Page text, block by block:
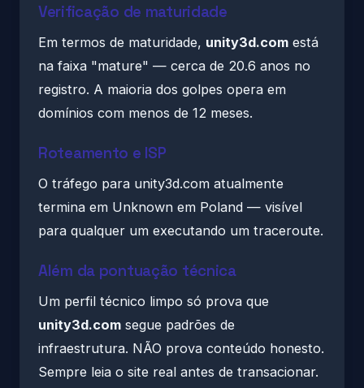
Verificação de maturidade
Em termos de maturidade, unity3d.com está
na faixa "mature" — cerca de 20.6 anos no
registro. A maioria dos golpes opera em
domínios com menos de 12 meses.
Roteamento e ISP
O tráfego para unity3d.com atualmente
termina em Unknown em Poland — visível
para qualquer um executando um traceroute.
Além da pontuação técnica
Um perfil técnico limpo só prova que
unity3d.com segue padrões de
infraestrutura. NÃO prova conteúdo honesto.
Sempre leia o site real antes de transacionar.